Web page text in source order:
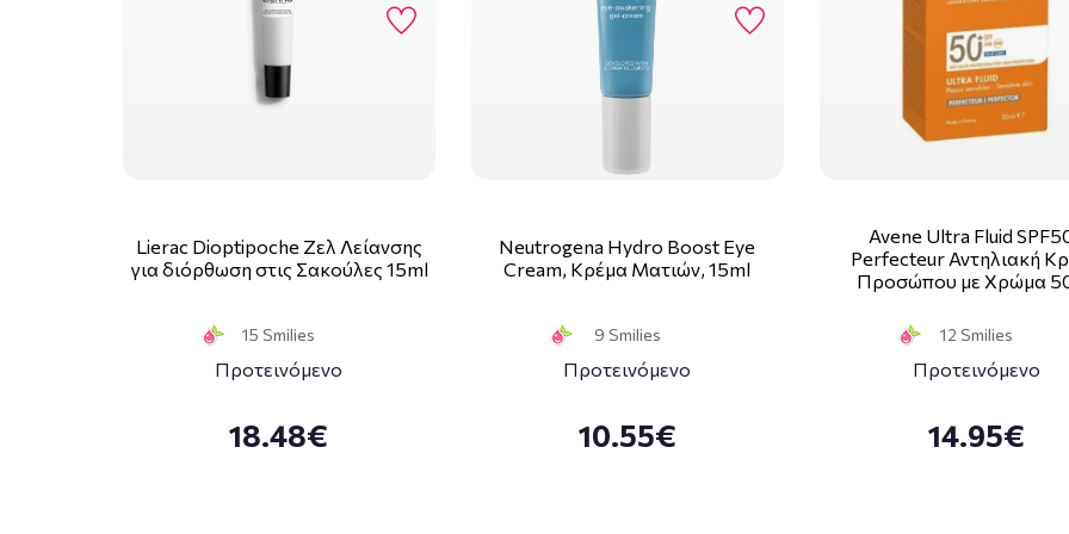
Lierac Dioptipoche Ζελ Λείανσης
για διόρθωση στις Σακούλες 15ml
15 Smilies
Προτεινόμενο
18.48€
Neutrogena Hydro Boost Eye
Cream, Κρέμα Ματιών, 15ml
9 Smilies
Προτεινόμενο
10.55€
Avene Ultra Fluid
Perfecteur Αντηλιακή
Προσώπου με Χρώμα
12 Smilies
Προτεινόμενο
14.95€